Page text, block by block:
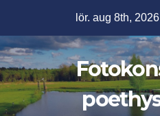
innehåll
lör. aug 8th, 2026